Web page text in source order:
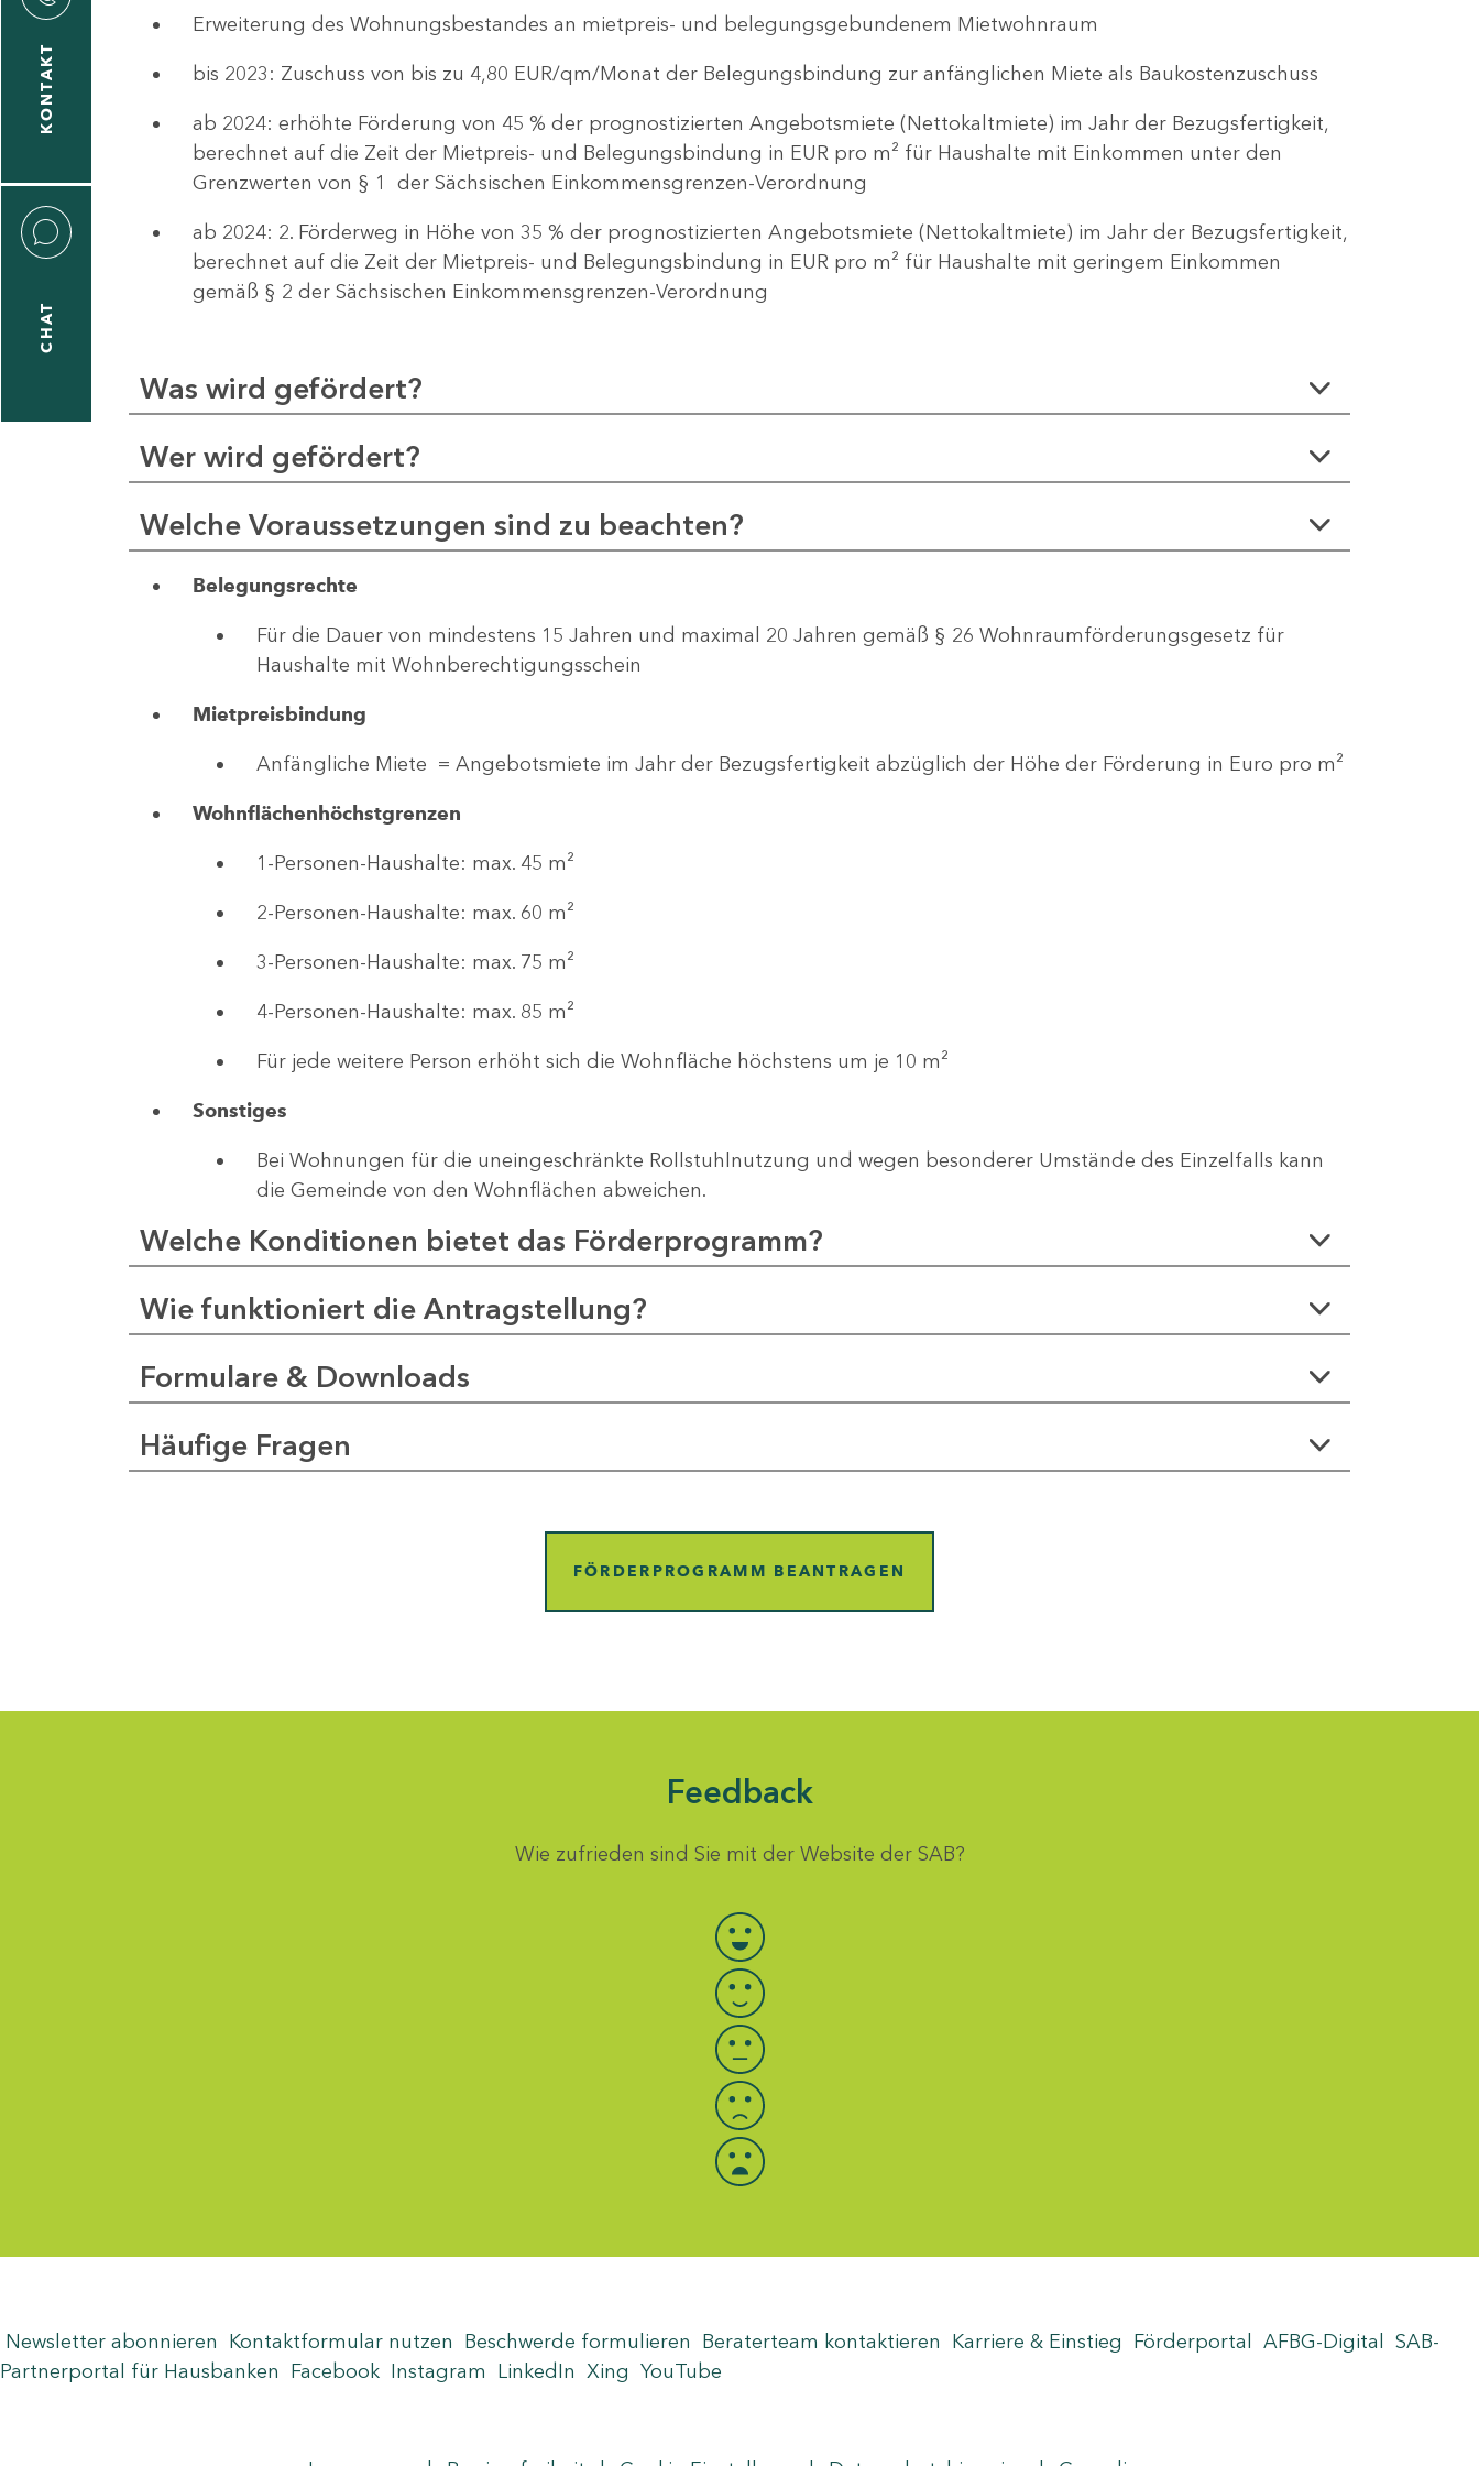
KONTAKT
CHAT
Erweiterung des Wohnungsbestandes an mietpreis- und belegungsgebundenem Mietwohnraum
bis 2023: Zuschuss von bis zu 4,80 EUR/qm/Monat der Belegungsbindung zur anfänglichen Miete als Baukostenzuschuss
ab 2024: erhöhte Förderung von 45 % der prognostizierten Angebotsmiete (Nettokaltmiete) im Jahr der Bezugsfertigkeit,
berechnet auf die Zeit der Mietpreis- und Belegungsbindung in EUR pro m² für Haushalte mit Einkommen unter den
Grenzwerten von § 1 der Sächsischen Einkommensgrenzen-Verordnung
ab 2024: 2. Förderweg in Höhe von 35 % der prognostizierten Angebotsmiete (Nettokaltmiete) im Jahr der Bezugsfertigkeit,
berechnet auf die Zeit der Mietpreis- und Belegungsbindung in EUR pro m² für Haushalte mit geringem Einkommen
gemäß § 2 der Sächsischen Einkommensgrenzen-Verordnung
Was wird gefördert?
Wer wird gefördert?
Welche Voraussetzungen sind zu beachten?
Belegungsrechte
Für die Dauer von mindestens 15 Jahren und maximal 20 Jahren gemäß § 26 Wohnraumförderungsgesetz für
Haushalte mit Wohnberechtigungsschein
Mietpreisbindung
Anfängliche Miete = Angebotsmiete im Jahr der Bezugsfertigkeit abzüglich der Höhe der Förderung in Euro pro m²
Wohnflächenhöchstgrenzen
1-Personen-Haushalte: max. 45 m²
2-Personen-Haushalte: max. 60 m²
3-Personen-Haushalte: max. 75 m²
4-Personen-Haushalte: max. 85 m²
Für jede weitere Person erhöht sich die Wohnfläche höchstens um je 10 m²
Sonstiges
Bei Wohnungen für die uneingeschränkte Rollstuhlnutzung und wegen besonderer Umstände des Einzelfalls kann
die Gemeinde von den Wohnflächen abweichen.
Welche Konditionen bietet das Förderprogramm?
Wie funktioniert die Antragstellung?
Formulare & Downloads
Häufige Fragen
FÖRDERPROGRAMM BEANTRAGEN
Feedback
Wie zufrieden sind Sie mit der Website der SAB?
Bewertung auswählen
Newsletter abonnieren Kontaktformular nutzen Beschwerde formulieren Beraterteam kontaktieren Karriere & Einstieg Förderportal AFBG-Digital
SAB-
Partnerportal für Hausbanken Facebook Instagram LinkedIn Xing YouTube